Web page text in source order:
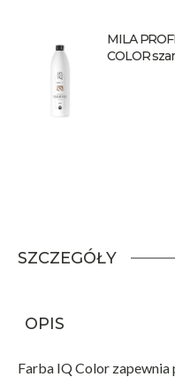
MILA
COLOR
SZCZEGÓŁY
OPIS
Farba IQ Color zapewnia